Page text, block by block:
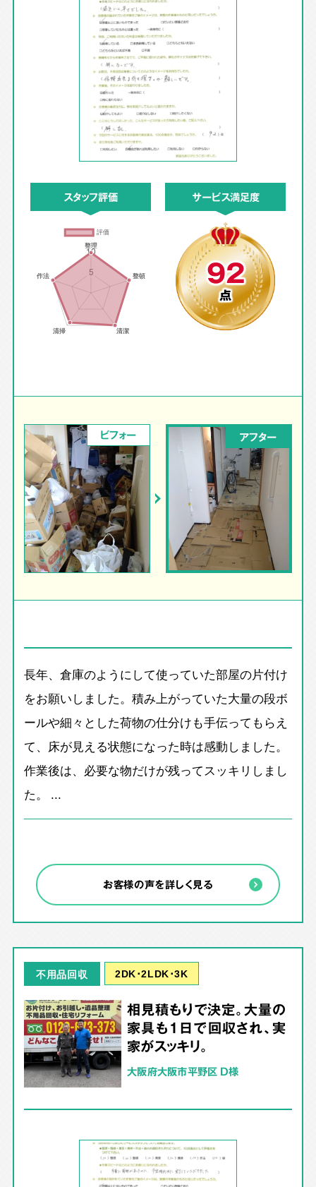
スタッフ評価 サービス満足度
92
点
ビフォー アフター
長年、倉庫のようにして使っていた部屋の片付け
をお願いしました。積み上がっていた大量の段ボ
ールや細々とした荷物の仕分けも手伝ってもらえ
て、床が見える状態になった時は感動しました。
作業後は、必要な物だけが残ってスッキリしまし
た。 ...
お客様の声を詳しく見る
不用品回収 2DK･2LDK･3K
相見積もりで決定。大量の
家具も1日で回収され、実
家がスッキリ。
大阪府大阪市平野区 D様